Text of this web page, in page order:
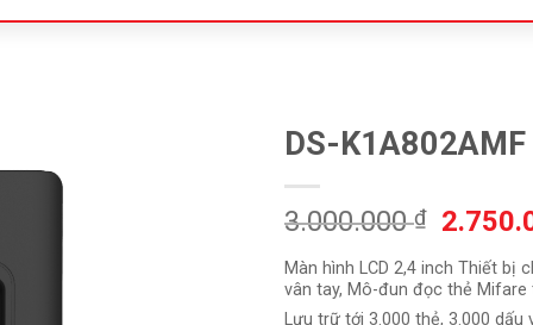
DS-K1A802AMF
3.000.000₫
Giá
là:
Màn hình LCD 2,4 inch Thiết bị
vân tay, Mô-đun đọc thẻ Mifare
Lưu trữ tới 3.000 thẻ, 3.000 dấu